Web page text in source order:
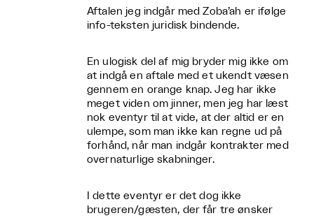
Aftalen jeg indgår med Zoba’ah er ifølge
info-teksten juridisk bindende.
En ulogisk del af mig bryder mig ikke om
at indgå en aftale med et ukendt væsen
gennem en orange knap. Jeg har ikke
meget viden om jinner, men jeg har læst
nok eventyr til at vide, at der altid er en
ulempe, som man ikke kan regne ud på
forhånd, når man indgår kontrakter med
overnaturlige skabninger.
I dette eventyr er det dog ikke
brugeren/gæsten, der får tre ønsker